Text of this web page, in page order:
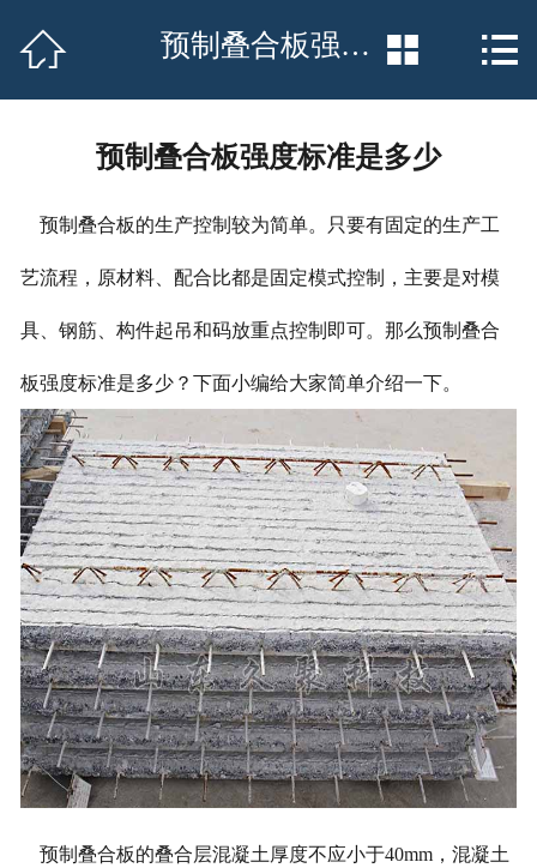
厂房场景
荣誉资质
产品中心
新闻中心
公司简介
 预制叠合板强度标准是多少  
预制叠合板强度标准是多少
预制叠合板的生产控制较为简单。只要有固定的生产工
艺流程，原材料、配合比都是固定模式控制，主要是对模
具、钢筋、构件起吊和码放重点控制即可。那么预制叠合
板强度标准是多少？下面小编给大家简单介绍一下。
预制叠合板的叠合层混凝土厚度不应小于40mm，混凝土